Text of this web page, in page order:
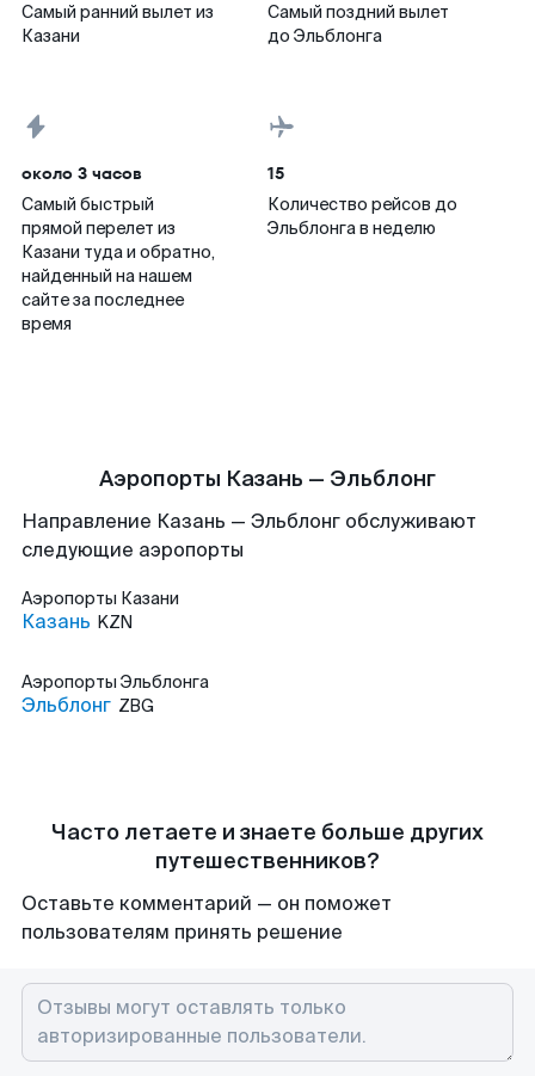
Самый ранний вылет из
Казани
Самый поздний вылет
до Эльблонга
около 3 часов
Самый быстрый
прямой перелет из
Казани туда и обратно,
найденный на нашем
сайте за последнее
время
15
Количество рейсов до
Эльблонга в неделю
Аэропорты Казань — Эльблонг
Направление Казань — Эльблонг обслуживают
следующие аэропорты
Аэропорты Казани
Казань KZN
Аэропорты Эльблонга
Эльблонг ZBG
Часто летаете и знаете больше других
путешественников?
Оставьте комментарий — он поможет
пользователям принять решение